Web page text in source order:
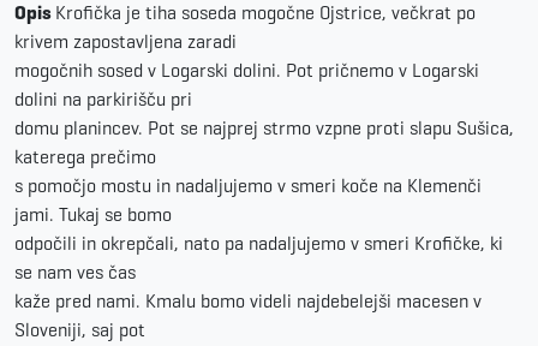
Opis Krofička je tiha soseda mogočne Ojstrice, večkrat po
krivem zapostavljena zaradi
mogočnih sosed v Logarski dolini. Pot pričnemo v Logarski
dolini na parkirišču pri
domu planincev. Pot se najprej strmo vzpne proti slapu Sušica,
katerega prečimo
s pomočjo mostu in nadaljujemo v smeri koče na Klemenči
jami. Tukaj se bomo
odpočili in okrepčali, nato pa nadaljujemo v smeri Krofičke, ki
se nam ves čas
kaže pred nami. Kmalu bomo videli najdebelejši macesen v
Sloveniji, saj pot